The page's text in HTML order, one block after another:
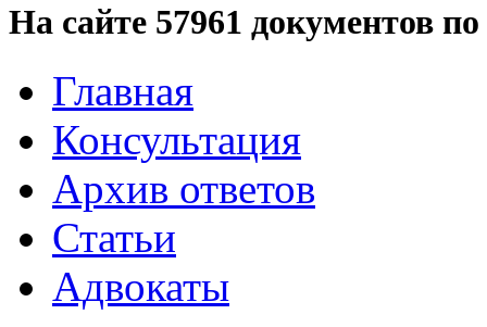
На сайте 57961 документов
Главная
Консультация
Архив ответов
Статьи
Адвокаты